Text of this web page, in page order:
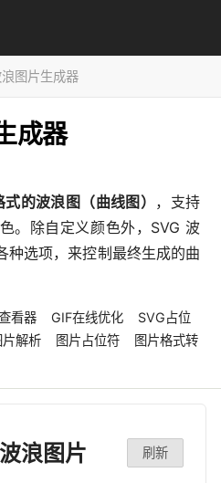
图片生成器
成器
的波浪图（曲线图） ，支持
。除自定义颜色外，SVG 波
种选项，来控制最终生成的曲
看器 GIF在线优化
SVG占位
片解析 图片占位符
图片格式转
浪图片 刷新